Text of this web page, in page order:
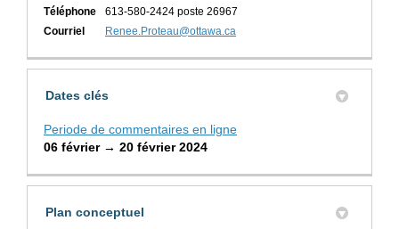
Téléphone
613-580-2424 poste 26967
Courriel
Renee.Proteau@ottawa.ca
Dates clés
Periode de commentaires en ligne
06 février → 20 février 2024
Plan conceptuel